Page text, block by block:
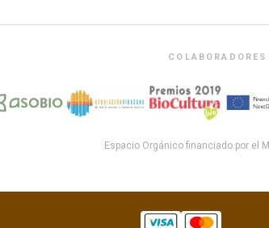
Espacio Orgánico financiado por el